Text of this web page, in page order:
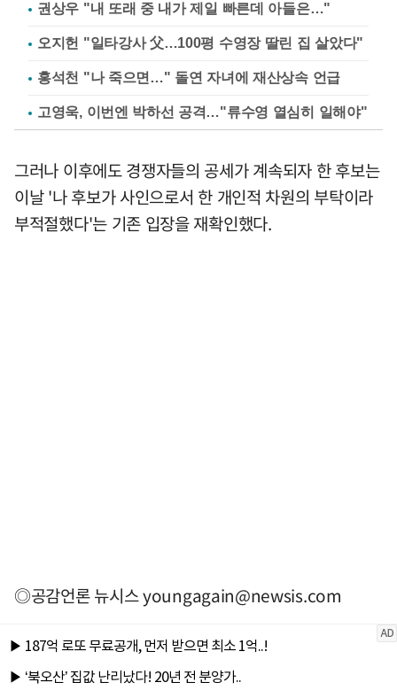
권상우 "내 또래 중 내가 제일 빠른데 아들은…"
오지헌 "일타강사 父…100평 수영장 딸린 집 살았다"
홍석천 "나 죽으면…" 돌연 자녀에 재산상속 언급
고영욱, 이번엔 박하선 공격…"류수영 열심히 일해야"
그러나 이후에도 경쟁자들의 공세가 계속되자 한 후보는
이날 '나 후보가 사인으로서 한 개인적 차원의 부탁이라
부적절했다'는 기존 입장을 재확인했다.
◎공감언론 뉴시스youngagain@newsis.com